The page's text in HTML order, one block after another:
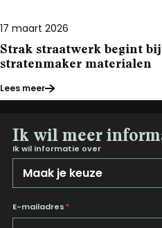
17 maart 2026
Strak straatwerk begint
stratenmaker materialen
Lees meer
Ik wil meer
Ik wil informatie over
E-mailadres *